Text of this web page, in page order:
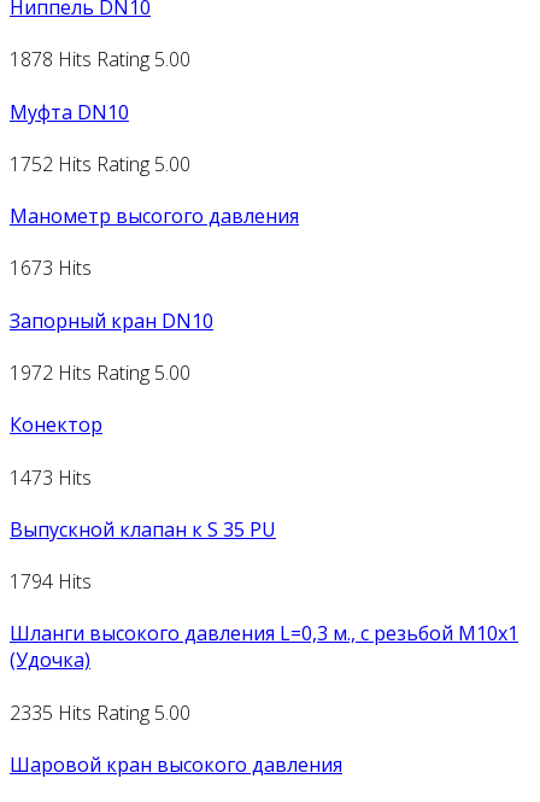
Ниппель DN10
1878 Hits Rating 5.00
Муфта DN10
1752 Hits Rating 5.00
Манометр высогого давления
1673 Hits
Запорный кран DN10
1972 Hits Rating 5.00
Конектор
1473 Hits
Выпускной клапан к S 35 PU
1794 Hits
Шланги высокого давления L=0,3 м., с резьбой М10х1
(Удочка)
2335 Hits Rating 5.00
Шаровой кран высокого давления